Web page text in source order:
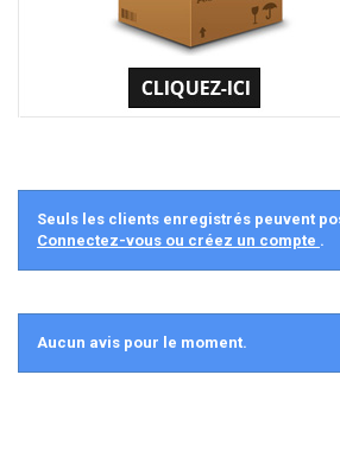
Seuls les clients enregistrés peuvent
Connectez-vous ou créez un compte .
Aucun avis pour le moment.